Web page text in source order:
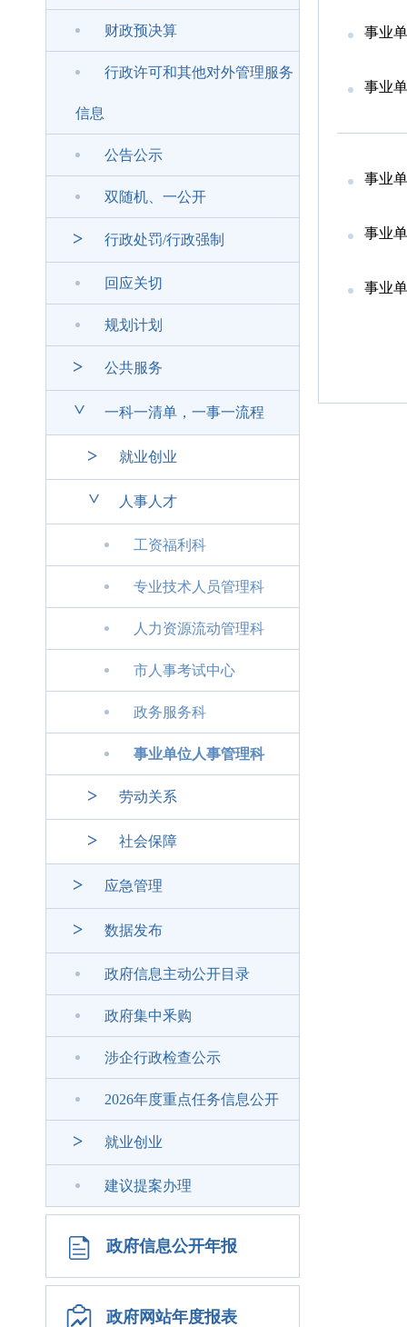
财政预决算
行政许可和其他对外管理服务
信息
公告公示
双随机、一公开
> 行政处罚/行政强制
回应关切
规划计划
> 公共服务
> 一科一清单，一事一流程
> 就业创业
> 人事人才
工资福利科
专业技术人员管理科
人力资源流动管理科
市人事考试中心
政务服务科
事业单位人事管理科
> 劳动关系
> 社会保障
> 应急管理
> 数据发布
政府信息主动公开目录
政府集中釆购
涉企行政检查公示
2026年度重点任务信息公开
> 就业创业
建议提案办理
政府信息公开年报
政府网站年度报表
事业
事业
事业
事业
事业